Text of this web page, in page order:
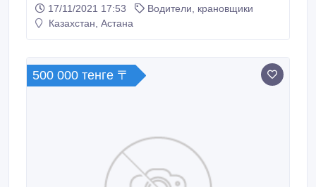
пределах города Нур-Султан. Работодатель
обеспечивает автомобилем, бензином, страховкой,
сотрудничества находится у водителя в личном
использовании.
17/11/2021 17:53
Водители, крановщики
Казахстан, Астана
500 000 тенге 〒